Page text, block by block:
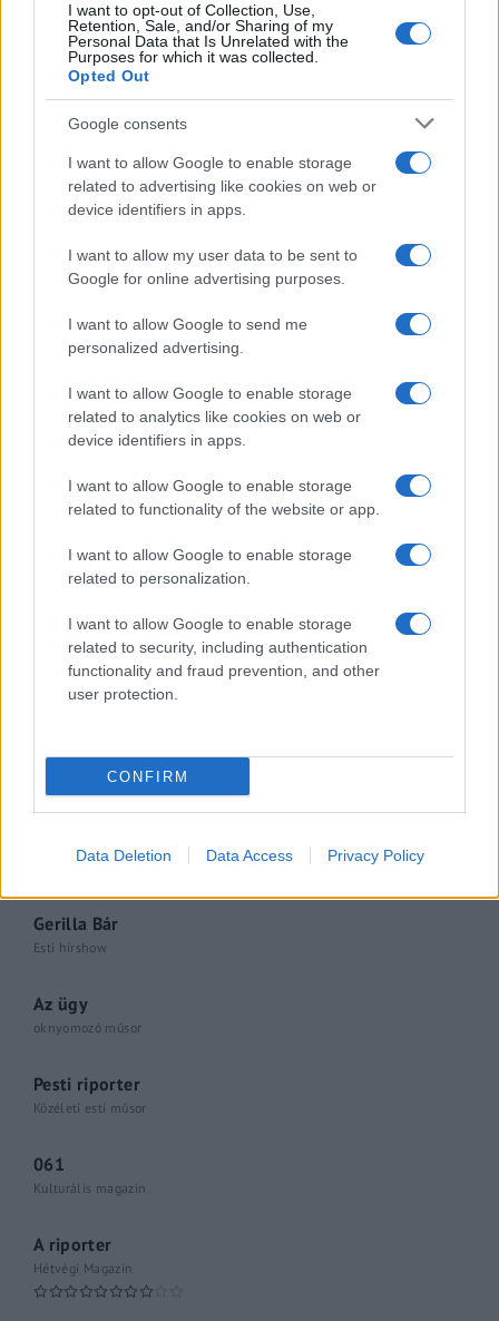
I want to opt-out of Collection, Use,
Retention, Sale, and/or Sharing of my
Personal Data that Is Unrelated with the
Purposes for which it was collected.
Opted Out
Google consents
I want to allow Google to enable storage
related to advertising like cookies on web or
device identifiers in apps.
I want to allow my user data to be sent to
Google for online advertising purposes.
I want to allow Google to send me
personalized advertising.
I want to allow Google to enable storage
related to analytics like cookies on web or
device identifiers in apps.
I want to allow Google to enable storage
related to functionality of the website or app.
I want to allow Google to enable storage
related to personalization.
I want to allow Google to enable storage
related to security, including authentication
functionality and fraud prevention, and other
user protection.
CONFIRM
Data Deletion Data Access Privacy Policy
Trió
2022.05.31.
FŐCÍM
AJÁNLOTT VIDEÓK
Libernyákok
elemző műsor a baloldal hazugságairól Görbe tükör a baloldalról
Számok és tények
Küzdőtér
talk-show
Hópelyhek olvadása
Gerilla Bár
Esti hírshow
Az ügy
oknyomozó műsor
Pesti riporter
Közéleti esti műsor
061
Kulturális magazin
A riporter
Hétvégi Magazin